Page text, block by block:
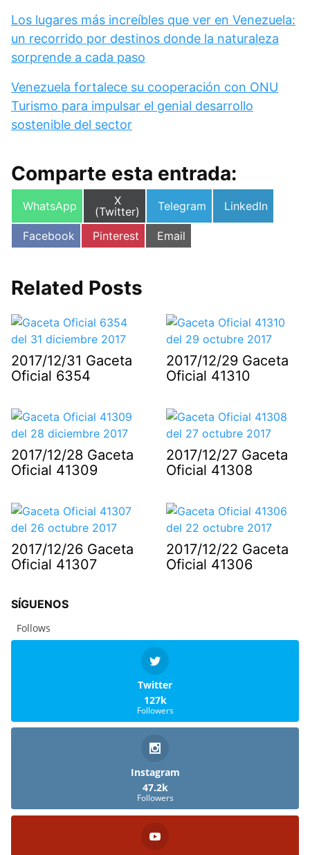
Los lugares más increíbles que ver en Venezuela:
un recorrido por destinos donde la naturaleza
sorprende a cada paso
Venezuela fortalece su cooperación con ONU
Turismo para impulsar el genial desarrollo
sostenible del sector
Comparte esta entrada:
Compartir
WhatsApp
Compartir
en
X
(Twitter)
Compartir
Telegram
Compartir
LinkedIn
Compartir
en
Facebook
Compartir
en
Pinterest
Compartir
en
Email
Related Posts
2017/12/31 Gaceta
Oficial 6354
2017/12/29 Gaceta
Oficial 41310
2017/12/28 Gaceta
Oficial 41309
2017/12/27 Gaceta
Oficial 41308
2017/12/26 Gaceta
Oficial 41307
2017/12/22 Gaceta
Oficial 41306
SÍGUENOS
Follows
Twitter
127k
Followers
Instagram
47.2k
Followers